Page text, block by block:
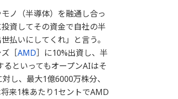
ノ（半導体）を融通し合っ
資してその資金で自社の半
払いにしてくれ」と言う。
［AMD］に10%出資し、半
といってもオープンAIはそ
し、最大1億6000万株分、
来1株あたり1セントでAMD